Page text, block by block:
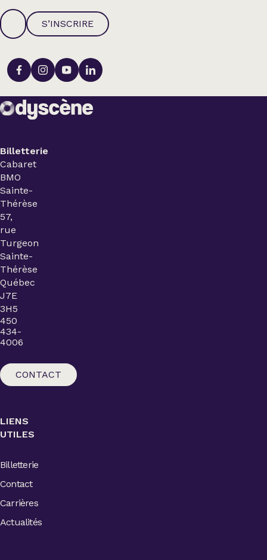
S’INSCRIRE
Billetterie
Cabaret
BMO
Sainte-
Thérèse
57,
rue
Turgeon
Sainte-
Thérèse
Québec
J7E
3H5
450
434-
4006
CONTACT
LIENS
UTILES
Billetterie
Contact
Carrières
Actualités